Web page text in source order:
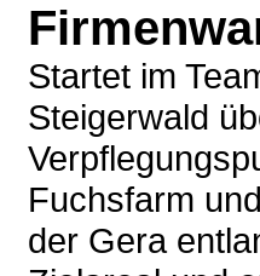
Startet im
Steigerwald
Fuchsfarm
der Gera